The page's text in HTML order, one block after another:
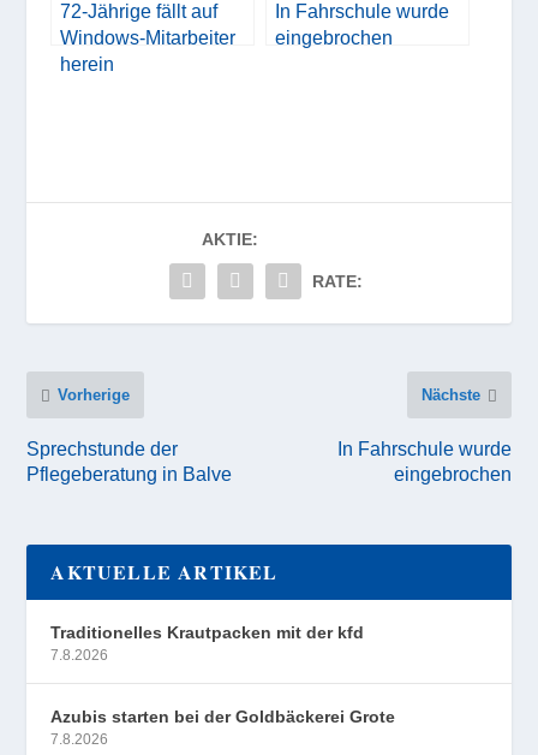
72-Jährige fällt auf
Windows-Mitarbeiter
herein
In Fahrschule wurde
eingebrochen
AKTIE:
RATE:
Vorherige
Sprechstunde der
Pflegeberatung in Balve
Nächste
In Fahrschule wurde
eingebrochen
AKTUELLE ARTIKEL
Traditionelles Krautpacken mit der kfd
7.8.2026
Azubis starten bei der Goldbäckerei Grote
7.8.2026